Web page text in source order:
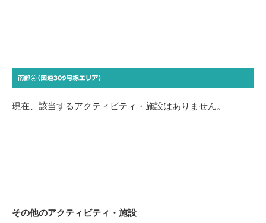
現在、該当するアクティビティ・施設はありません。
その他のアクティビティ・施設